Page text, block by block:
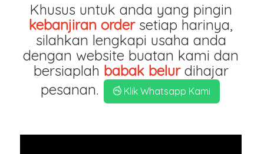
Khusus untuk anda yang pingin
kebanjiran ordersetiap harinya,
silahkan lengkapi usaha anda
dengan website buatan kami dan
bersiaplah babak belurdihajar
pesanan.
Klik Whatsapp Kami